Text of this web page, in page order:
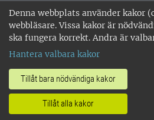
Denna webbplats använder kakor
webbläsare. Vissa kakor är
ska fungera korrekt. Andra är
Hantera valbara kakor
Tillåt bara nödvändiga kakor
Tillåt alla kakor
verksamhet över hela
Alnarp, Uppsala och Umeå.
miljöcertifierat enligt ISO
018-67 10 00 • Org nr:
Om SLU:s webbplatser
•Hantera kakor•
personuppgifter